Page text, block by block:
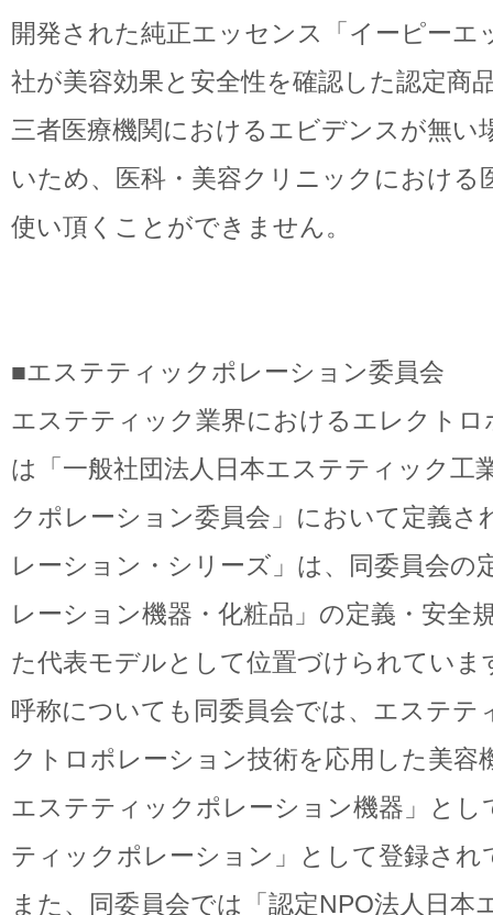
開発された純正エッセンス「イーピーエ
社が美容効果と安全性を確認した認定商
三者医療機関におけるエビデンスが無い
いため、医科・美容クリニックにおける
使い頂くことができません。
■エステティックポレーション委員会
エステティック業界におけるエレクト
は「一般社団法人日本エステティック工
クポレーション委員会」において定義さ
レーション・シリーズ」は、同委員会の
レーション機器・化粧品」の定義・安全
た代表モデルとして位置づけられていま
呼称についても同委員会では、エステテ
クトロポレーション技術を応用した美容
エステティックポレーション機器」と
ティックポレーション」として登録され
また、同委員会では「認定NPO法人日